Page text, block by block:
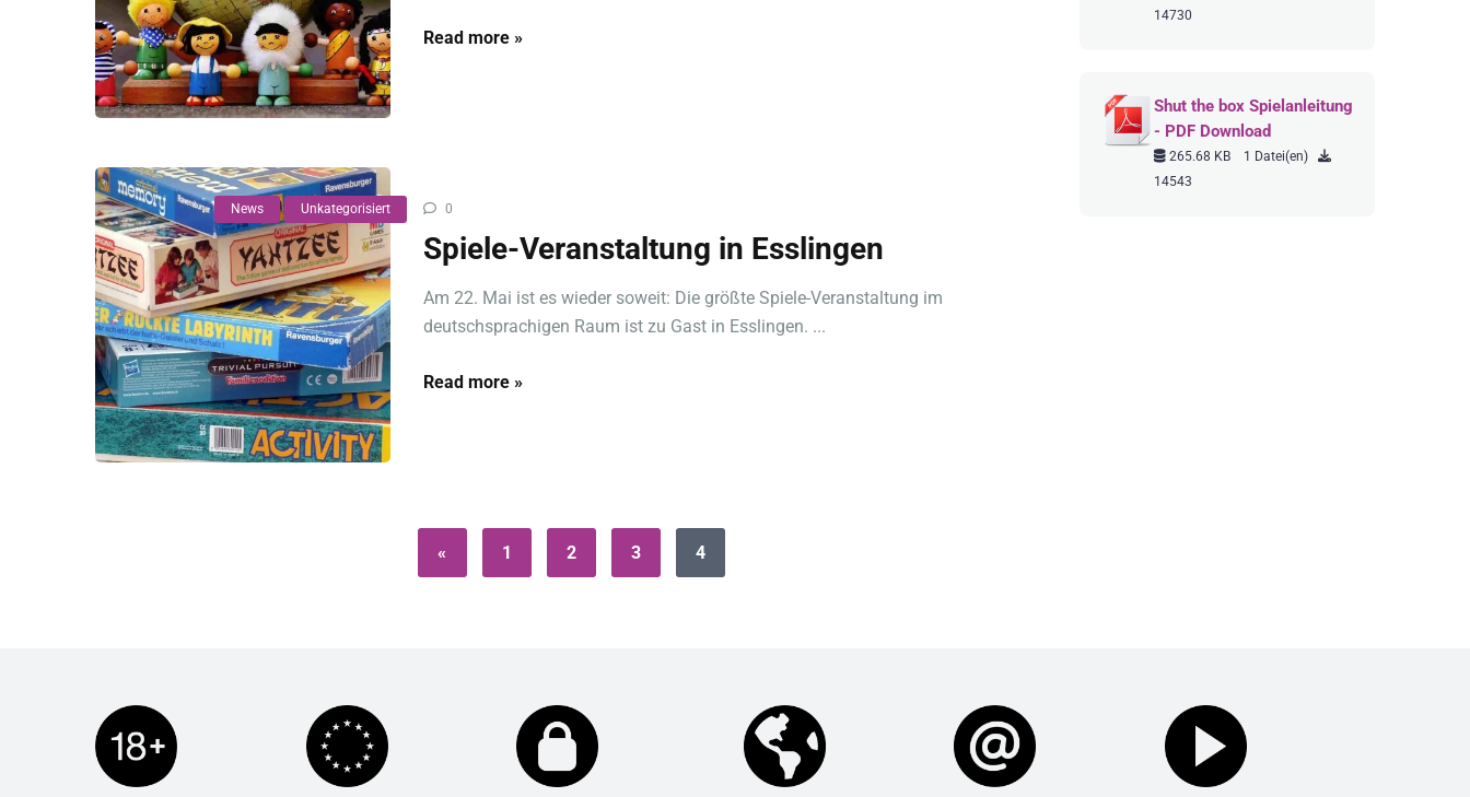
Read more »
News Unkategorisiert 0
Spiele-Veranstaltung in Esslingen
Am 22. Mai ist es wieder soweit: Die größte Spiele-Veranstaltung im
deutschsprachigen Raum ist zu Gast in Esslingen. ...
Read more »
« 1 2 3 4
14730
Shut the box Spielanleitung
- PDF Download
265.68 KB
1 Datei(en)
14543